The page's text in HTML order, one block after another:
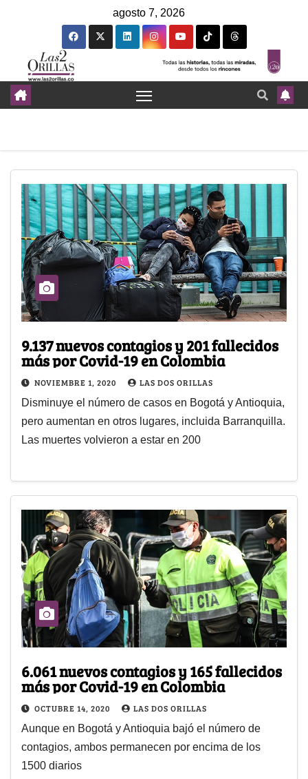
agosto 7, 2026
9.137 nuevos contagios y 201 fallecidos
más por Covid-19 en Colombia
NOVIEMBRE 1, 2020 LAS DOS ORILLAS
Disminuye el número de casos en Bogotá y Antioquia,
pero aumentan en otros lugares, incluida Barranquilla.
Las muertes volvieron a estar en 200
6.061 nuevos contagios y 165 fallecidos
más por Covid-19 en Colombia
OCTUBRE 14, 2020 LAS DOS ORILLAS
Aunque en Bogotá y Antioquia bajó el número de
contagios, ambos permanecen por encima de los
1500 diarios